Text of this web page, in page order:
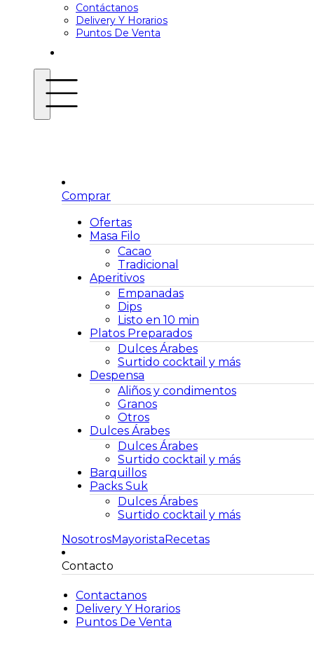
Contáctanos
Delivery Y Horarios
Puntos De Venta
Comprar
Ofertas
Masa Filo
Cacao
Tradicional
Aperitivos
Empanadas
Dips
Listo en 10 min
Platos Preparados
Dulces Árabes
Surtido cocktail y más
Despensa
Aliños y condimentos
Granos
Otros
Dulces Árabes
Dulces Árabes
Surtido cocktail y más
Barquillos
Packs Suk
Dulces Árabes
Surtido cocktail y más
NosotrosMayoristaRecetas
Contacto
Contactanos
Delivery Y Horarios
Puntos De Venta